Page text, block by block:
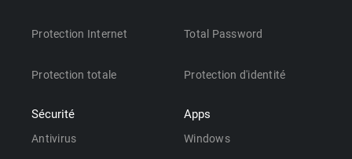
Protection Internet
Protection totale
Sécurité
Antivirus
Total Password
Protection d'identité
Apps
Windows